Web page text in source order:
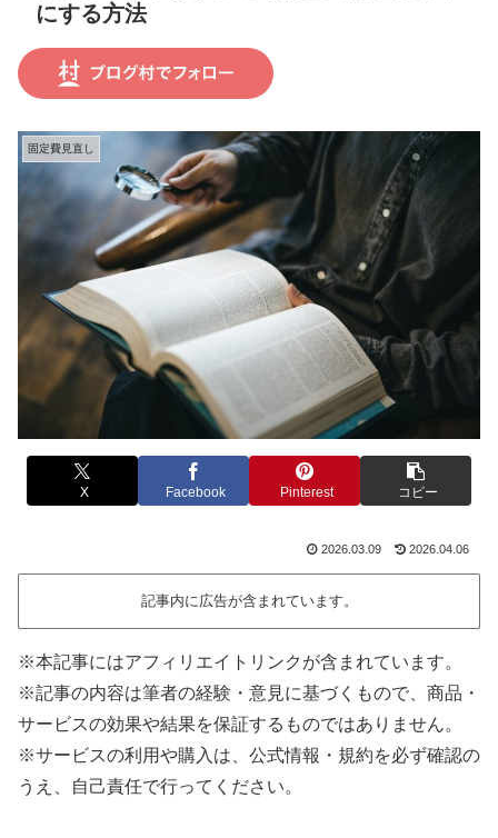
にする方法
固定費見直し
X Facebook Pinterest コピー
2026.03.09 2026.04.06
記事内に広告が含まれています。
※本記事にはアフィリエイトリンクが含まれています。
※記事の内容は筆者の経験・意見に基づくもので、商品・
サービスの効果や結果を保証するものではありません。
※サービスの利用や購入は、公式情報・規約を必ず確認の
うえ、自己責任で行ってください。